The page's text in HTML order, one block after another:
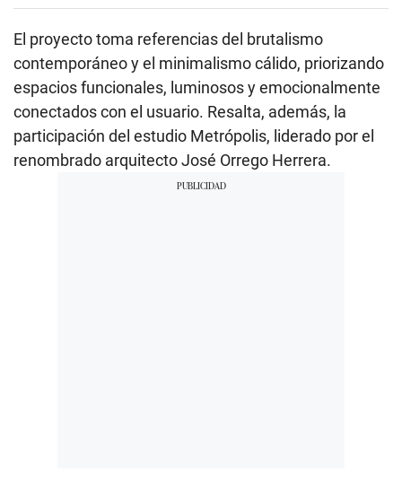
El proyecto toma referencias del brutalismo
contemporáneo y el minimalismo cálido, priorizando
espacios funcionales, luminosos y emocionalmente
conectados con el usuario. Resalta, además, la
participación del estudio Metrópolis, liderado por el
renombrado arquitecto José Orrego Herrera.